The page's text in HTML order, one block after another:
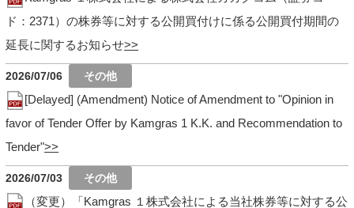
ド：2371）の株券等に対する公開買付けに係る公開買付期間の
延長に関するお知らせ
2026/07/06
[Delayed] (Amendment) Notice of Amendment to "Opinion in
favor of Tender Offer by Kamgras 1 K.K. and Recommendation to
Tender"
2026/07/03
（変更）「Kamgras １株式会社による当社株券等に対する公